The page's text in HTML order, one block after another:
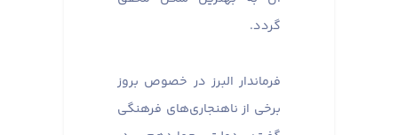
گردد.
فرماندار البرز در خصوص بروز
برخی از ناهنجاری‌های فرهنگی